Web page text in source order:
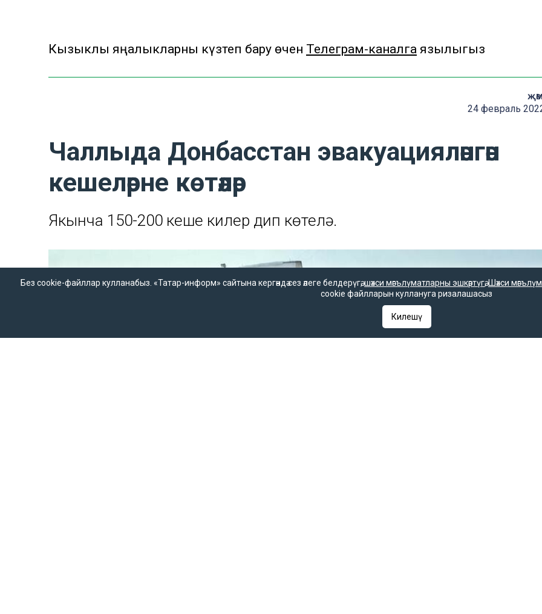
Кызыклы яңалыкларны күзәтеп бару өчен Телеграм-каналга язылыгыз
24 февраль
Чаллыда Донбасстан эвакуацияләнгән
кешеләрне көтәләр
Якынча 150-200 кеше килер дип көтелә.
Без cookie-файллар кулланабыз. «Татар-информ» сайтына кергәндә сез әлеге белдерүгә,шәхси мәгълүматларны эшкәртүгә,Шәхси
cookie файлларын куллануга ризалашасыз
Килешү